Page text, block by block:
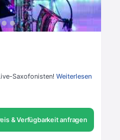
Saxofonisten! Weiterlesen
& Verfügbarkeit anfragen